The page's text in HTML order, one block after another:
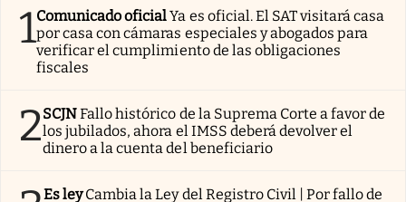
1Comunicado oficialYa es oficial. El SAT visitará casa
por casa con cámaras especiales y abogados para
verificar el cumplimiento de las obligaciones
fiscales
2SCJNFallo histórico de la Suprema Corte a favor de
los jubilados, ahora el IMSS deberá devolver el
dinero a la cuenta del beneficiario
Es ley Cambia la Ley del Registro Civil | Por fallo de